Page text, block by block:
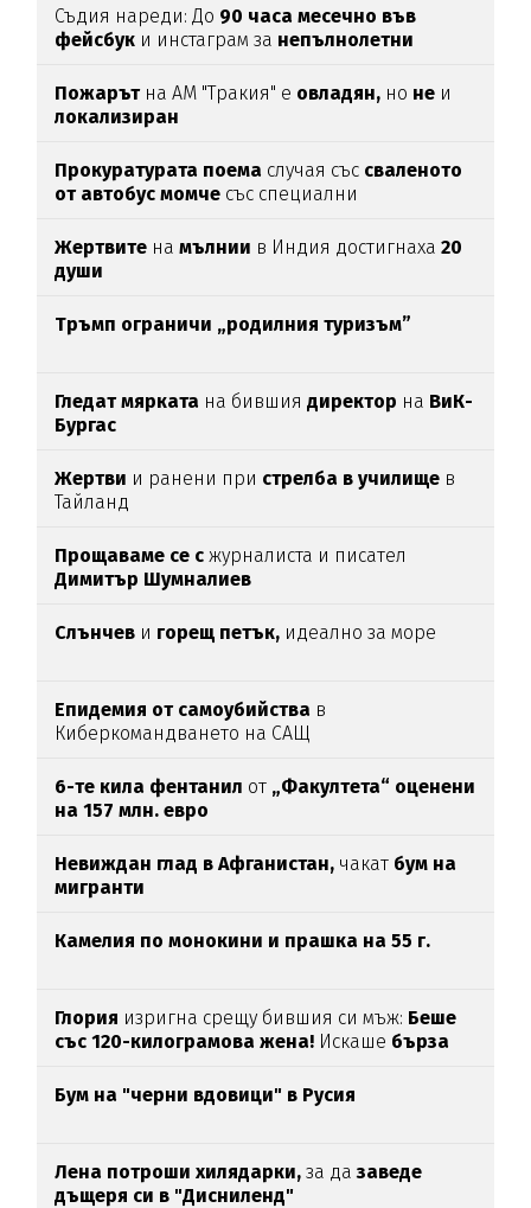
Съдия нареди: До 90 часа месечно във
фейсбук и инстаграм за непълнолетни
Пожарътна АМ "Тракия" е овладян, но не и
локализиран
Прокуратурата поема случая със сваленото
от автобус момче със специални
Жертвите намълнии в Индия достигнаха20
души
Тръмп ограничи „родилния туризъм”
Гледат мярката на бившиядиректор на ВиК-
Бургас
Жертви и ранени при стрелба в училище в
Тайланд
Прощаваме се с журналиста и писател
Димитър Шумналиев
Слънчев и горещ петък, идеално за море
Епидемия от самоубийства в
Киберкомандването на САЩ
6-те кила фентанил от „Факултета“ оценени
на 157 млн. евро
Невиждан глад в Афганистан, чакат бум на
мигранти
Камелия по монокини и прашка на 55 г.
Глория изригна срещу бившия си мъж: Беше
със 120-килограмова жена! Искаше бърза
Бум на "черни вдовици" в Русия
Лена потроши хилядарки,за да заведе
дъщеря си в "Дисниленд"